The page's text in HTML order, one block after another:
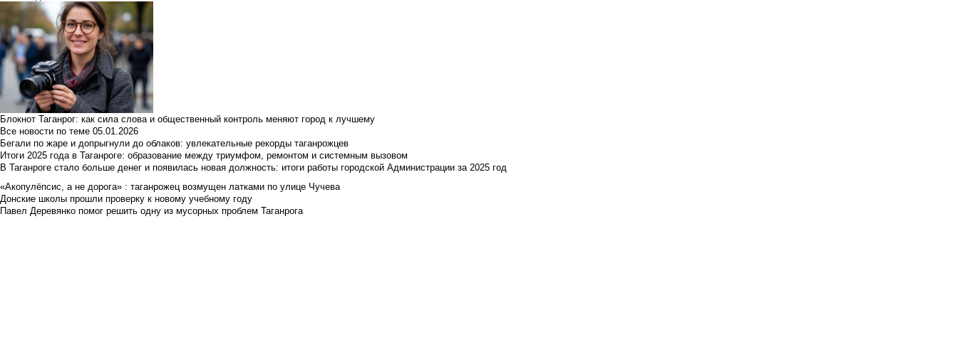
Блокнот Таганрог: как сила слова и общественный контроль меняют город к лучшему
Все новости по теме 05.01.2026
Бегали по жаре и допрыгнули до облаков: увлекательные рекорды таганрожцев
Итоги 2025 года в Таганроге: образование между триумфом, ремонтом и системным вызовом
В Таганроге стало больше денег и появилась новая должность: итоги работы городской Администрации за 2025 год
«Акопулёпсис, а не дорога» : таганрожец возмущен латками по улице Чучева
Донские школы прошли проверку к новому учебному году
Павел Деревянко помог решить одну из мусорных проблем Таганрога